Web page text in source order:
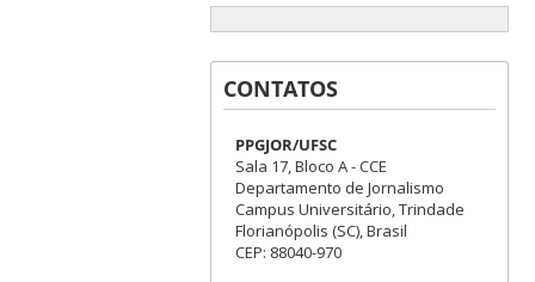
CONTATOS
PPGJOR/UFSC
Sala 17, Bloco A - CCE
Departamento de Jornalismo
Campus Universitário, Trindade
Florianópolis (SC), Brasil
CEP: 88040-970